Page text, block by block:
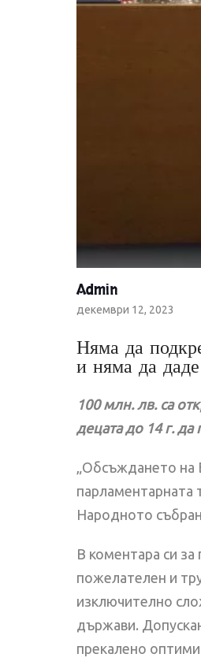
Admin
декември 12, 2023
Няма да
и няма да
100 млн. лв. са
децата до 14 г.
„Обсъждането на
парламентарната
Народното
В коментара си
пожелателен и
изключително
държави.
прекалено